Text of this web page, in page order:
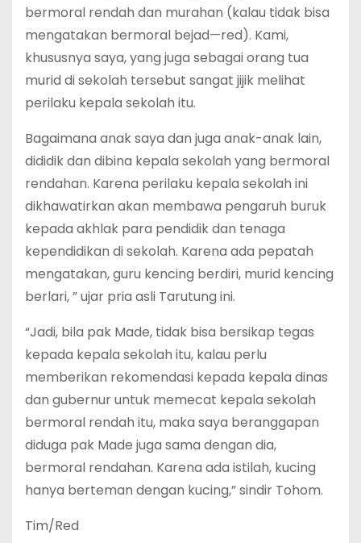
bermoral rendah dan murahan (kalau tidak bisa
mengatakan bermoral bejad—red). Kami,
khususnya saya, yang juga sebagai orang tua
murid di sekolah tersebut sangat jijik melihat
perilaku kepala sekolah itu.
Bagaimana anak saya dan juga anak-anak lain,
dididik dan dibina kepala sekolah yang bermoral
rendahan. Karena perilaku kepala sekolah ini
dikhawatirkan akan membawa pengaruh buruk
kepada akhlak para pendidik dan tenaga
kependidikan di sekolah. Karena ada pepatah
mengatakan, guru kencing berdiri, murid kencing
berlari, ” ujar pria asli Tarutung ini.
“Jadi, bila pak Made, tidak bisa bersikap tegas
kepada kepala sekolah itu, kalau perlu
memberikan rekomendasi kepada kepala dinas
dan gubernur untuk memecat kepala sekolah
bermoral rendah itu, maka saya beranggapan
diduga pak Made juga sama dengan dia,
bermoral rendahan. Karena ada istilah, kucing
hanya berteman dengan kucing,” sindir Tohom.
Tim/Red